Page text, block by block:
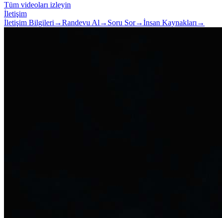
Tüm videoları izleyin
İletişim
İletişim Bilgileri →Randevu Al → Soru Sor→İnsan Kaynakları →